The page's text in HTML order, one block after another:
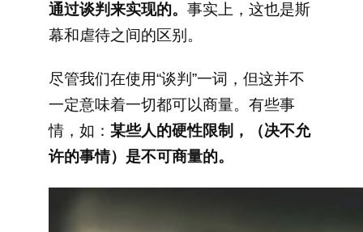
通过谈判来实现的。 事实上，这也是斯
幕和虐待之间的区别。
尽管我们在使用“谈判”一词，但这并不
一定意味着一切都可以商量。有些事
情，如： 某些人的硬性限制，（决不允
许的事情）是不可商量的。